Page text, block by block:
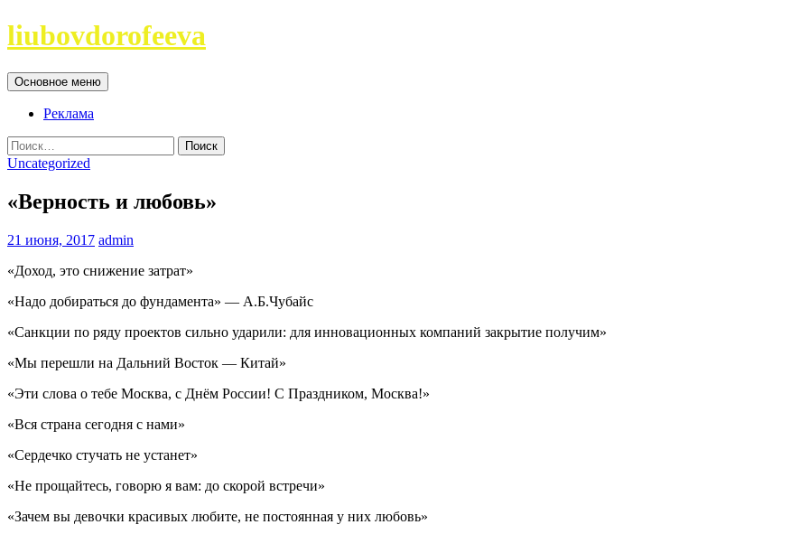
Перейти
к
liubovdorofeeva
Поиск
Основное меню
Реклама
Найти:
Uncategorized
«Верность и любовь»
21 июня, 2017 admin
«Доход, это снижение затрат»
«Надо добираться до фундамента» — А.Б.Чубайс
«Санкции по ряду проектов сильно ударили: для инновационных компаний закрытие получим»
«Мы перешли на Дальний Восток — Китай»
«Эти слова о тебе Москва, с Днём России! С Праздником, Москва!»
«Вся страна сегодня с нами»
«Сердечко стучать не устанет»
«Не прощайтесь, говорю я вам: до скорой встречи»
«Зачем вы девочки красивых любите, не постоянная у них любовь»